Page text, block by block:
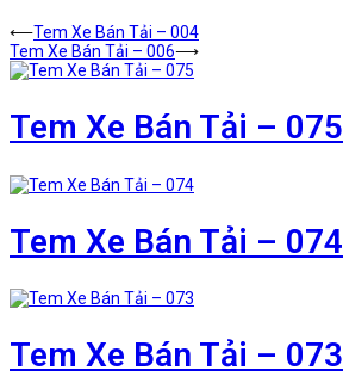
⟵Tem Xe Bán Tải – 004
Tem Xe Bán Tải – 006⟶
Tem Xe Bán Tải – 075
Tem Xe Bán Tải – 074
Tem Xe Bán Tải – 073